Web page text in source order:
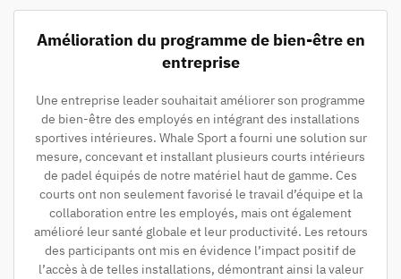
Amélioration du programme de bien-être en
entreprise
Une entreprise leader souhaitait améliorer son programme
de bien-être des employés en intégrant des installations
sportives intérieures. Whale Sport a fourni une solution sur
mesure, concevant et installant plusieurs courts intérieurs
de padel équipés de notre matériel haut de gamme. Ces
courts ont non seulement favorisé le travail d’équipe et la
collaboration entre les employés, mais ont également
amélioré leur santé globale et leur productivité. Les retours
des participants ont mis en évidence l’impact positif de
l’accès à de telles installations, démontrant ainsi la valeur